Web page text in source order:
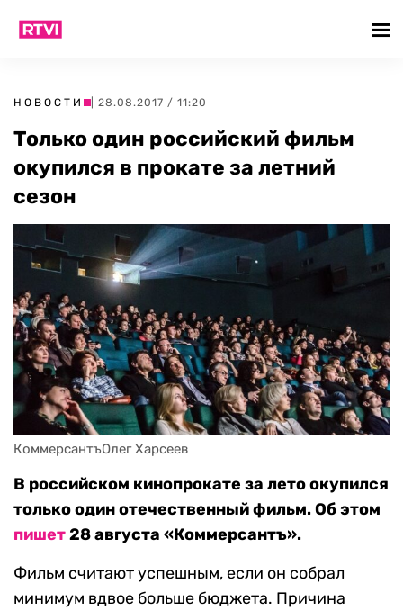
НОВОСТИ | 28.08.2017 / 11:20
Только один российский фильм
окупился в прокате за летний
сезон
КоммерсантъОлег Харсеев
В российском кинопрокате за лето окупился
только один отечественный фильм. Об этом
пишет28 августа «Коммерсантъ».
Фильм считают успешным, если он собрал
минимум вдвое больше бюджета. Причина